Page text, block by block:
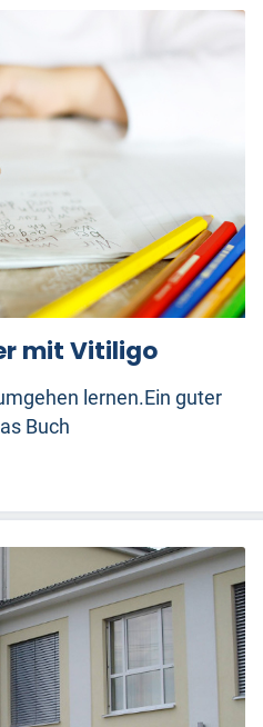
mit Vitiligo
lernen.Ein guter
das Buch